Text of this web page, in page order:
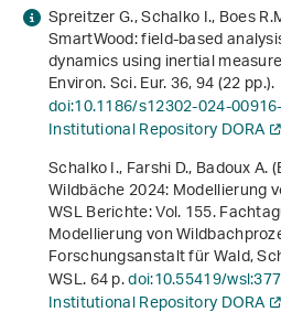
Spreitzer G., Schalko I., Boes
SmartWood: field-based
dynamics using inertial
Environ. Sci. Eur.36, 94 (22 pp.).
doi:10.1186/s12302-024-
Institutional Repository DORA
Schalko I., Farshi D., Badoux A.
Wildbäche 2024: Modellierung
WSL Berichte: Vol. 155.
Modellierung von
Forschungsanstalt für Wald,
WSL. 64 p.doi:10.55419/
Institutional Repository DORA